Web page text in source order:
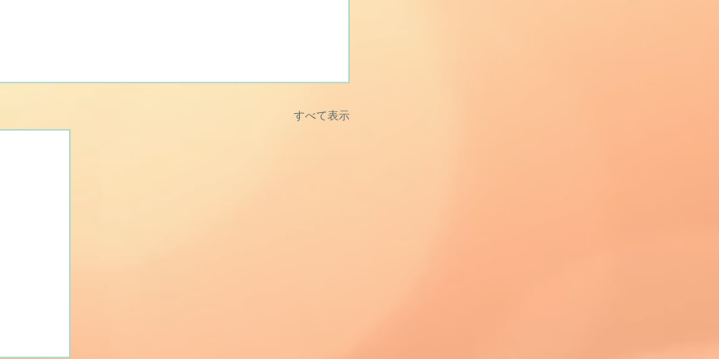
すべて表示